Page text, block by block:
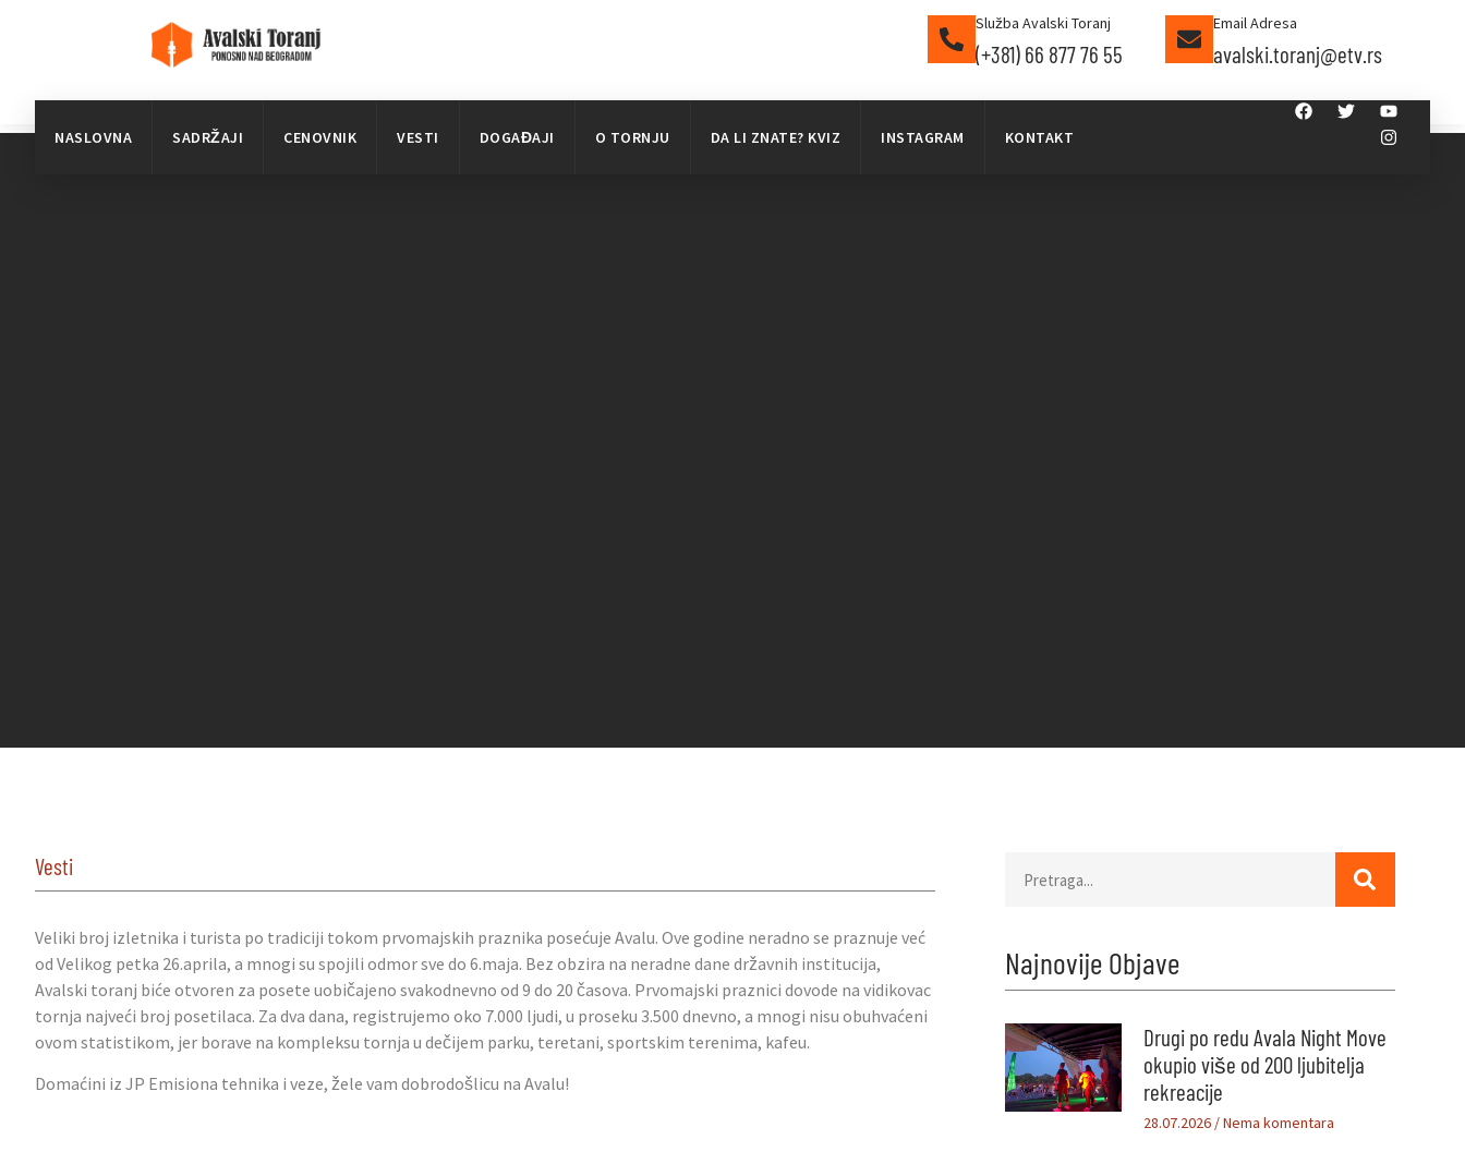
Služba Avalski Toranj
(+381) 66 877 76 55
Email Adresa
avalski.toranj@etv.rs
NASLOVNA SADRŽAJI CENOVNIK VESTI DOGAĐAJI O TORNJU DA LI ZNATE? KVIZ INSTAGRAM KONTAKT
Vesti
Veliki broj izletnika i turista po tradiciji tokom prvomajskih praznika posećuje Avalu. Ove godine neradno se praznuje već
od Velikog petka 26.aprila, a mnogi su spojili odmor sve do 6.maja. Bez obzira na neradne dane državnih institucija,
Avalski toranj biće otvoren za posete uobičajeno svakodnevno od 9 do 20 časova. Prvomajski praznici dovode na vidikovac
tornja najveći broj posetilaca. Za dva dana, registrujemo oko 7.000 ljudi, u proseku 3.500 dnevno, a mnogi nisu obuhvaćeni
ovom statistikom, jer borave na kompleksu tornja u dečijem parku, teretani, sportskim terenima, kafeu.
Domaćini iz JP Emisiona tehnika i veze, žele vam dobrodošlicu na Avalu!
Najnovije Objave
Drugi po redu Avala Night Move
okupio više od 200 ljubitelja
rekreacije
28.07.2026 Nema komentara